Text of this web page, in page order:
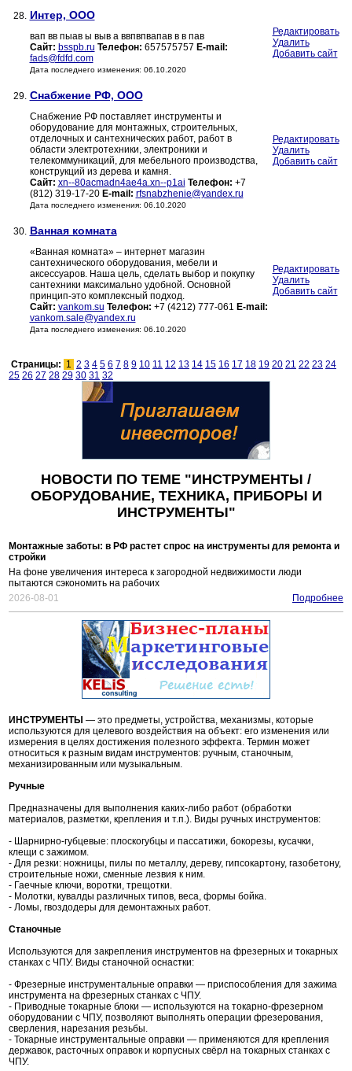
28. Интер, ООО
вап вв пыав ы выв а ввпвпвапав в в пав
Сайт: bsspb.ru Телефон: 657575757 E-mail:
fads@fdfd.com
Дата последнего изменения: 06.10.2020
Редактировать
Удалить
Добавить сайт
29. Снабжение РФ, ООО
Снабжение РФ поставляет инструменты и
оборудование для монтажных, строительных,
отделочных и сантехнических работ, работ в
области электротехники, электроники и
телекоммуникаций, для мебельного производства,
конструкций из дерева и камня.
Сайт: xn--80acmadn4ae4a.xn--p1ai Телефон: +7
(812) 319-17-20 E-mail: rfsnabzhenie@yandex.ru
Дата последнего изменения: 06.10.2020
Редактировать
Удалить
Добавить сайт
30. Ванная комната
«Ванная комната» – интернет магазин
сантехнического оборудования, мебели и
аксессуаров. Наша цель, сделать выбор и покупку
сантехники максимально удобной. Основной
принцип-это комплексный подход.
Сайт: vankom.su Телефон: +7 (4212) 777-061 E-mail:
vankom.sale@yandex.ru
Дата последнего изменения: 06.10.2020
Редактировать
Удалить
Добавить сайт
Страницы: 1 2 3 4 5 6 7 8 9 10 11 12 13 14 15 16 17 18 19 20 21 22 23 24
25 26 27 28 29 30 31 32
НОВОСТИ ПО ТЕМЕ "ИНСТРУМЕНТЫ /
ОБОРУДОВАНИЕ, ТЕХНИКА, ПРИБОРЫ И
ИНСТРУМЕНТЫ"
Монтажные заботы: в РФ растет спрос на инструменты для ремонта и
стройки
На фоне увеличения интереса к загородной недвижимости люди
пытаются сэкономить на рабочих
2026-08-01
Подробнее
ИНСТРУМЕНТЫ — это предметы, устройства, механизмы, которые
используются для целевого воздействия на объект: его изменения или
измерения в целях достижения полезного эффекта. Термин может
относиться к разным видам инструментов: ручным, станочным,
механизированным или музыкальным.
Ручные
Предназначены для выполнения каких-либо работ (обработки
материалов, разметки, крепления и т.п.). Виды ручных инструментов:
- Шарнирно-губцевые: плоскогубцы и пассатижи, бокорезы, кусачки,
клещи с зажимом.
- Для резки: ножницы, пилы по металлу, дереву, гипсокартону, газобетону,
строительные ножи, сменные лезвия к ним.
- Гаечные ключи, воротки, трещотки.
- Молотки, кувалды различных типов, веса, формы бойка.
- Ломы, гвоздодеры для демонтажных работ.
Станочные
Используются для закрепления инструментов на фрезерных и токарных
станках с ЧПУ. Виды станочной оснастки:
- Фрезерные инструментальные оправки — приспособления для зажима
инструмента на фрезерных станках с ЧПУ.
- Приводные токарные блоки — используются на токарно-фрезерном
оборудовании с ЧПУ, позволяют выполнять операции фрезерования,
сверления, нарезания резьбы.
- Токарные инструментальные оправки — применяются для крепления
державок, расточных оправок и корпусных свёрл на токарных станках с
ЧПУ.